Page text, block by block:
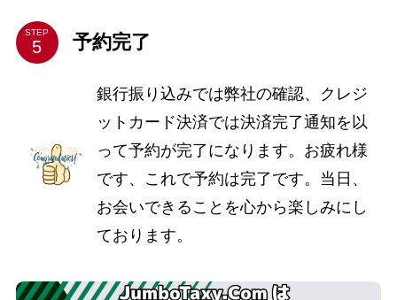
STEP 予約完了
銀行振り込みでは弊社の確認、クレジ
ットカード決済では決済完了通知を以
って予約が完了になります。お疲れ様
です、これで予約は完了です。当日、
お会いできることを心から楽しみにし
ております。